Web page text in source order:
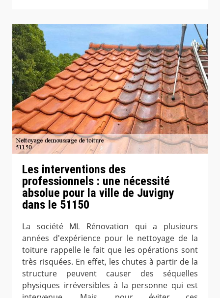
Les interventions des
professionnels : une nécessité
absolue pour la ville de Juvigny
dans le 51150
La société ML Rénovation qui a plusieurs
années d'expérience pour le nettoyage de la
toiture rappelle le fait que les opérations sont
très risquées. En effet, les chutes à partir de la
structure peuvent causer des séquelles
physiques irréversibles à la personne qui est